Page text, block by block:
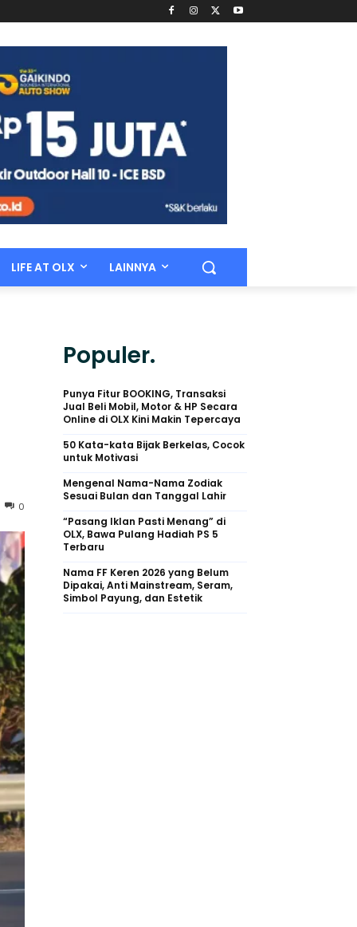
LIFE AT OLX LAINNYA
0
Populer.
Punya Fitur BOOKING, Transaksi
Jual Beli Mobil, Motor & HP Secara
Online di OLX Kini Makin Tepercaya
50 Kata-kata Bijak Berkelas, Cocok
untuk Motivasi
Mengenal Nama-Nama Zodiak
Sesuai Bulan dan Tanggal Lahir
“Pasang Iklan Pasti Menang” di
OLX, Bawa Pulang Hadiah PS 5
Terbaru
Nama FF Keren 2026 yang Belum
Dipakai, Anti Mainstream, Seram,
Simbol Payung, dan Estetik